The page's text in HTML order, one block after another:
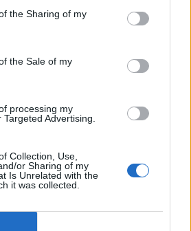
the Sharing of my
the Sale of my
processing my
Advertising.
Collection, Use,
or Sharing of my
Is Unrelated with the
it was collected.
voiture électrique qui
d’autonomie